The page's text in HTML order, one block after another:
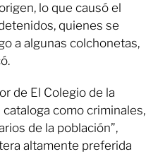
lo que causó el
quienes se
a algunas colchonetas,
de El Colegio de la
como criminales,
de la población”,
altamente preferida